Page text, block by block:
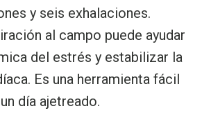
y seis exhalaciones.
al campo puede ayudar
del estrés y estabilizar la
Es una herramienta fácil
día ajetreado.